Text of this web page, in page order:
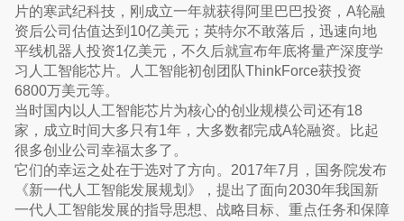
片的寒武纪科技，刚成立一年就获得阿里巴巴投资，A轮融
资后公司估值达到10亿美元；英特尔不敢落后，迅速向地
平线机器人投资1亿美元，不久后就宣布年底将量产深度学
习人工智能芯片。人工智能初创团队ThinkForce获投资
6800万美元等。
当时国内以人工智能芯片为核心的创业规模公司还有18
家，成立时间大多只有1年，大多数都完成A轮融资。比起
很多创业公司幸福太多了。
它们的幸运之处在于选对了方向。2017年7月，国务院发布
《新一代人工智能发展规划》，提出了面向2030年我国新
一代人工智能发展的指导思想、战略目标、重点任务和保障